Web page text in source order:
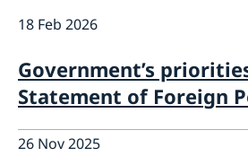
New Ambassador to Pakistan
18 Feb 2026
Government’s
Statement of Foreign
26 Nov 2025